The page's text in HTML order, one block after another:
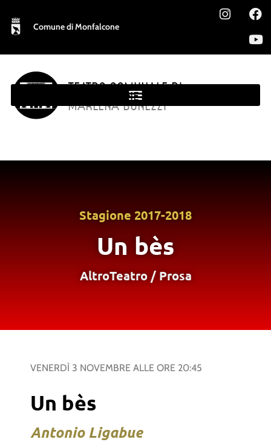
Comune di Monfalcone
TEATRO COMUNALE DI
MONFALCONE
MARLENA BONEZZI
Stagione 2017-2018
Un bès
AltroTeatro/ Prosa
VENERDÌ 3 NOVEMBRE ALLE ORE 20:45
Un bès
Antonio Ligabue